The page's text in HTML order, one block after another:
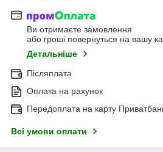
Ви отримаєте замовлення
або гроші повернуться на вашу
Детальніше
Післяплата
Оплата на рахунок
Передоплата на карту
Всі умови оплати